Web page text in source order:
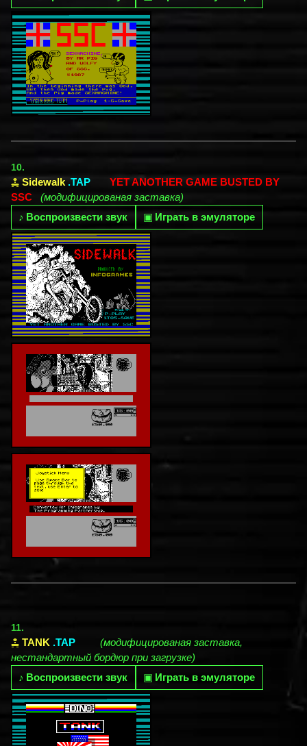
10.
Sidewalk .TAP
YET ANOTHER GAME BUSTED BY
SSC
(модифицированая заставка)
♪ Воспроизвести звук ▣ Играть в эмуляторе
11.
TANK .TAP
(модифицированая заставка,
нестандартный бордюр при загрузке)
♪ Воспроизвести звук ▣ Играть в эмуляторе